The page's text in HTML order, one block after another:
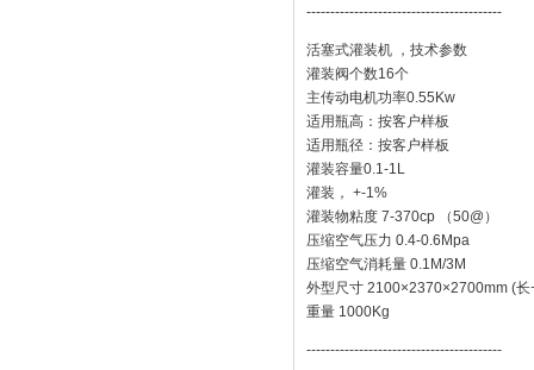
-----------------------------------------
活塞式灌装机 ，技术参数
灌装阀个数16个
主传动电机功率0.55Kw
适用瓶高：按客户样板
适用瓶径：按客户样板
灌装容量0.1-1L
灌装， +-1%
灌装物粘度 7-370cp （50@）
压缩空气压力 0.4-0.6Mpa
压缩空气消耗量 0.1M/3M
外型尺寸 2100×2370×2700mm (长
重量 1000Kg
-----------------------------------------